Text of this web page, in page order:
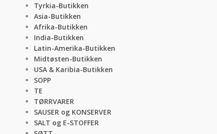
Tyrkia-Butikken
Asia-Butikken
Afrika-Butikken
India-Butikken
Latin-Amerika-Butikken
Midtøsten-Butikken
USA & Karibia-Butikken
SOPP
TE
TØRRVARER
SAUSER og KONSERVER
SALT og E-STOFFER